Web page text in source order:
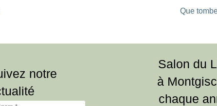
Que
notre
Salon du
à
chaque